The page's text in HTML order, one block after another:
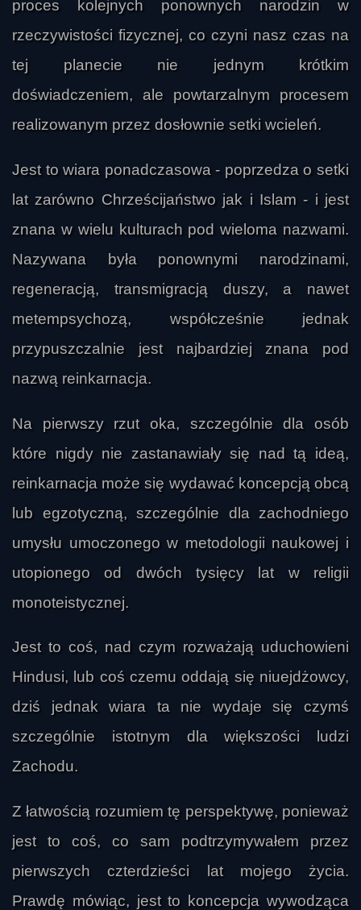
proces kolejnych ponownych narodzin w
rzeczywistości fizycznej, co czyni nasz czas na
tej planecie nie jednym krótkim
doświadczeniem, ale powtarzalnym procesem
realizowanym przez dosłownie setki wcieleń.
Jest to wiara ponadczasowa - poprzedza o setki
lat zarówno Chrześcijaństwo jak i Islam - i jest
znana w wielu kulturach pod wieloma nazwami.
Nazywana była ponownymi narodzinami,
regeneracją, transmigracją duszy, a nawet
metempsychozą, współcześnie jednak
przypuszczalnie jest najbardziej znana pod
nazwą reinkarnacja.
Na pierwszy rzut oka, szczególnie dla osób
które nigdy nie zastanawiały się nad tą ideą,
reinkarnacja może się wydawać koncepcją obcą
lub egzotyczną, szczególnie dla zachodniego
umysłu umoczonego w metodologii naukowej i
utopionego od dwóch tysięcy lat w religii
monoteistycznej.
Jest to coś, nad czym rozważają uduchowieni
Hindusi, lub coś czemu oddają się niuejdżowcy,
dziś jednak wiara ta nie wydaje się czymś
szczególnie istotnym dla większości ludzi
Zachodu.
Z łatwością rozumiem tę perspektywę, ponieważ
jest to coś, co sam podtrzymywałem przez
pierwszych czterdzieści lat mojego życia.
Prawdę mówiąc, jest to koncepcja wywodząca